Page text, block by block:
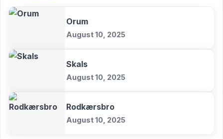
Orum
August 10, 2025
Skals
August 10, 2025
Rodkærsbro
August 10, 2025